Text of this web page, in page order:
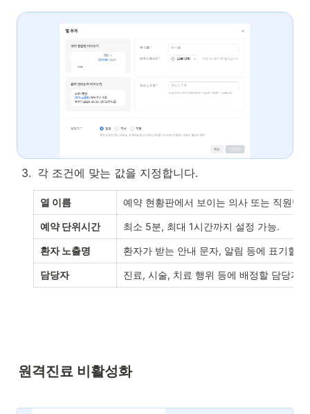
3. 각 조건에 맞는 값을 지정합니다.
열 이름 예약 현황판에서 보이는 의사 또는 직원명
예약 단위시간 최소 5분, 최대 1시간까지 설정 가능.
환자 노출명 환자가 받는 안내 문자, 알림 등에 표기할
담당자 진료, 시술, 치료 행위 등에 배정할 담당자
원격진료 비활성화